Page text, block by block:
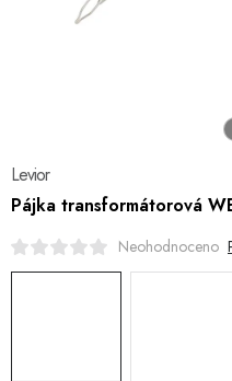
Akční ceny
Půjčovna Kontaktuje nás
Levior
Pájka transformátorová
Neohodnoceno